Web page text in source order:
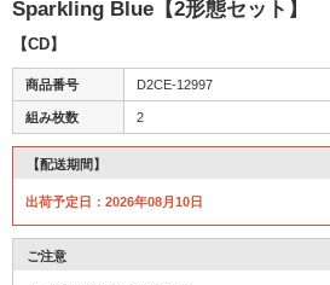
Sparkling Blue【2形態セット】
【CD】
商品番号 D2CE-12997
組み枚数 2
【配送期間】
出荷予定日：2026年08月10日
ご注意